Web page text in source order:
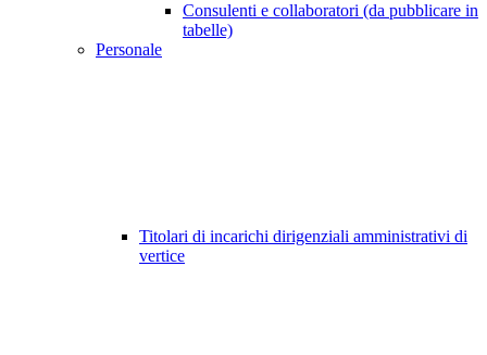
Consulenti e collaboratori (da pubblicare in
tabelle)
Personale
Titolari di incarichi dirigenziali amministrativi di
vertice